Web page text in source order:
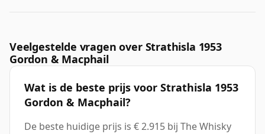
Veelgestelde vragen over Strathisla 1953
Gordon & Macphail
Wat is de beste prijs voor Strathisla 1953
Gordon & Macphail?
De beste huidige prijs is € 2.915 bij The Whisky